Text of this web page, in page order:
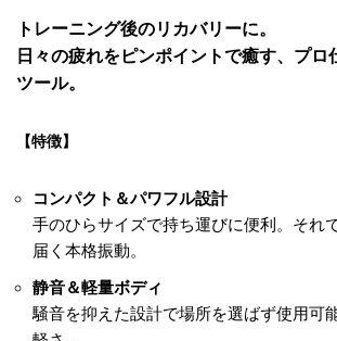
トレーニング後のリカバリーに。
日々の疲れをピンポイントで癒す、プロ
ツール。
【特徴】
コンパクト＆パワフル設計
手のひらサイズで持ち運びに便利。それ
届く本格振動。
静音＆軽量ボディ
騒音を抑えた設計で場所を選ばず使用可